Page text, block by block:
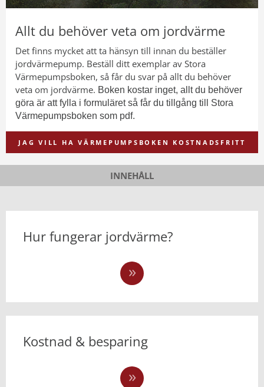
Allt du behöver veta om jordvärme
Det finns mycket att ta hänsyn till innan du beställer
jordvärmepump. Beställ ditt exemplar av Stora
Värmepumpsboken, så får du svar på allt du behöver
veta om jordvärme. Boken kostar inget, allt du behöver
göra är att fylla i formuläret så får du tillgång till Stora
Värmepumpsboken som pdf.
JAG VILL HA VÄRMEPUMPSBOKEN KOSTNADSFRITT
INNEHÅLL
Hur fungerar jordvärme?
Kostnad & besparing